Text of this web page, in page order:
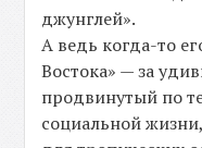
джунглей».
А ведь когда-то
Востока» — за
продвинутый по
социальной